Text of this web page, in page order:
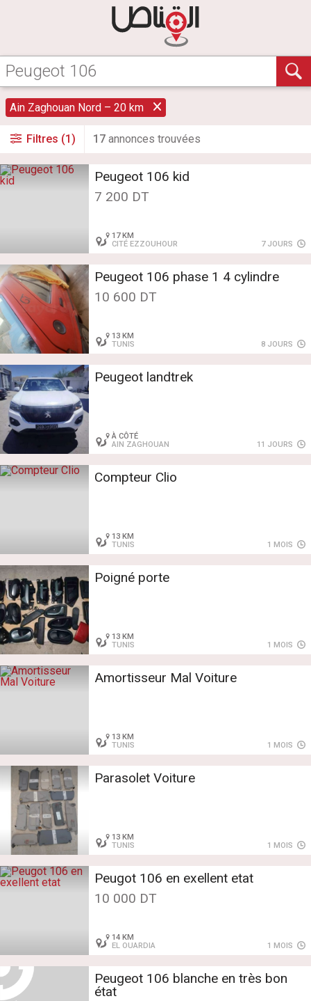
Ain Zaghouan Nord – 20 km
Filtres (1) 17 annonces trouvées
Peugeot 106 kid
7 200 DT
17 KM
CITÉ EZZOUHOUR
7 JOURS
Peugeot 106 phase 1 4 cylindre
10 600 DT
13 KM
TUNIS
8 JOURS
Peugeot landtrek
À CÔTÉ
AIN ZAGHOUAN
11 JOURS
Compteur Clio
13 KM
TUNIS
1 MOIS
Poigné porte
13 KM
TUNIS
1 MOIS
Amortisseur Mal Voiture
13 KM
TUNIS
1 MOIS
Parasolet Voiture
13 KM
TUNIS
1 MOIS
Peugot 106 en exellent etat
10 000 DT
14 KM
EL OUARDIA
1 MOIS
Peugeot 106 blanche en très bon
état